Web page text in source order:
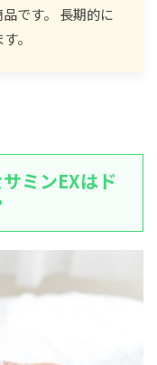
です。 長期的に
。
ミンEXはド